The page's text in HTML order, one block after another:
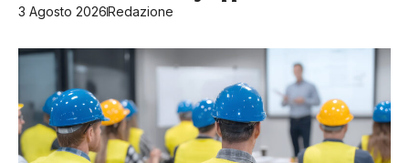
3 Agosto 2026Redazione